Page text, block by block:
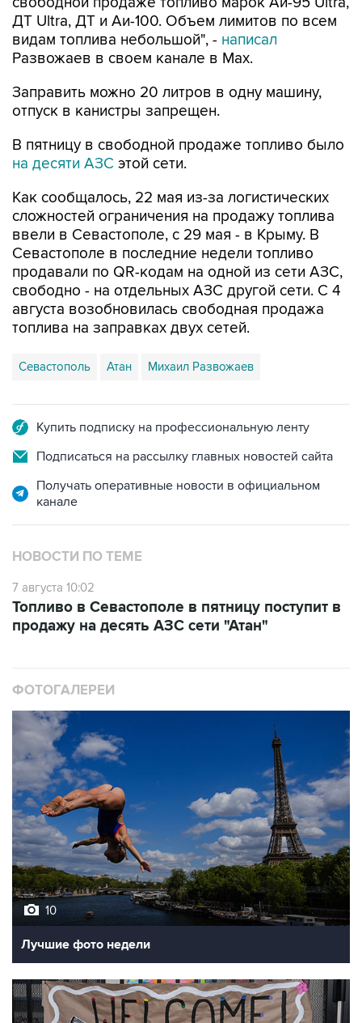
ДТ Ultra, ДТ и Аи-100. Объем лимитов по всем
видам топлива небольшой", - написал
Развожаев в своем канале в Max.
Заправить можно 20 литров в одну машину,
отпуск в канистры запрещен.
В пятницу в свободной продаже топливо было
на десяти АЗС этой сети.
Как сообщалось, 22 мая из-за логистических
сложностей ограничения на продажу топлива
ввели в Севастополе, с 29 мая - в Крыму. В
Севастополе в последние недели топливо
продавали по QR-кодам на одной из сети АЗС,
свободно - на отдельных АЗС другой сети. С 4
августа возобновилась свободная продажа
топлива на заправках двух сетей.
Севастополь Атан Михаил Развожаев
Купить подписку на профессиональную ленту
Подписаться на рассылку главных новостей сайта
Получать оперативные новости в официальном
канале
НОВОСТИ ПО ТЕМЕ
7 августа 10:02
Топливо в Севастополе в пятницу поступит в
продажу на десять АЗС сети "Атан"
ФОТОГАЛЕРЕИ
10
Лучшие фото недели